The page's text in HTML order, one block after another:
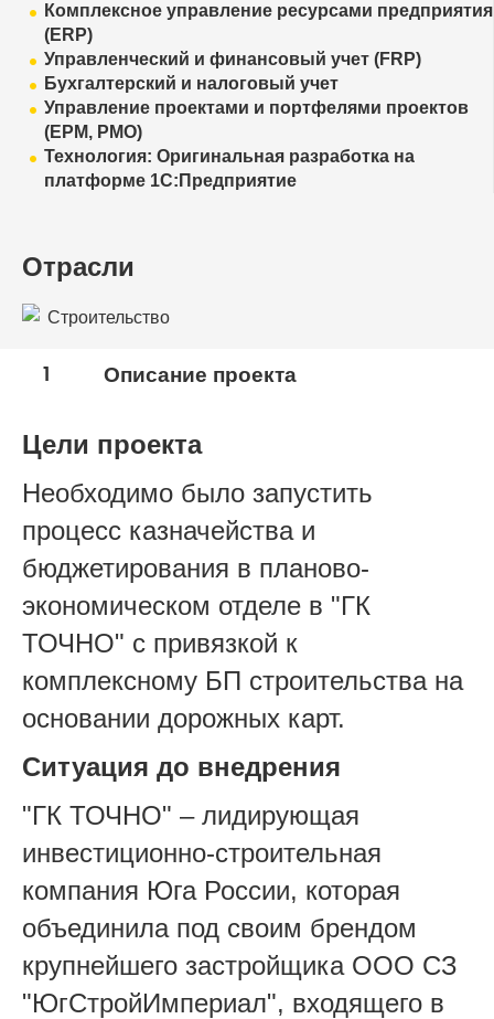
Комплексное управление ресурсами предприятия
(ERP)
Управленческий и финансовый учет (FRP)
Бухгалтерский и налоговый учет
Управление проектами и портфелями проектов
(EPM, PMO)
Технология: Оригинальная разработка на
платформе 1С:Предприятие
Отрасли
Строительство
1 Описание проекта
Цели проекта
Необходимо было запустить
процесс казначейства и
бюджетирования в планово-
экономическом отделе в "ГК
ТОЧНО" с привязкой к
комплексному БП строительства на
основании дорожных карт.
Ситуация до внедрения
"ГК ТОЧНО" – лидирующая
инвестиционно-строительная
компания Юга России, которая
объединила под своим брендом
крупнейшего застройщика ООО СЗ
"ЮгСтройИмпериал", входящего в